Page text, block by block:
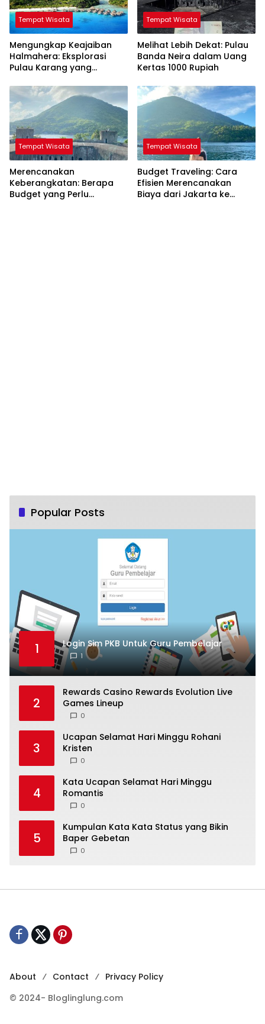
Tempat Wisata
Mengungkap Keajaiban
Halmahera: Eksplorasi
Pulau Karang yang
Tempat Wisata
Melihat Lebih Dekat: Pulau
Banda Neira dalam Uang
Kertas 1000 Rupiah
Tempat Wisata
Merencanakan
Keberangkatan: Berapa
Budget yang Perlu
Tempat Wisata
Budget Traveling: Cara
Efisien Merencanakan
Biaya dari Jakarta ke
Popular Posts
1 Login Sim PKB Untuk Guru Pembelajar
1
2
Rewards Casino Rewards Evolution Live
Games Lineup
0
3
Ucapan Selamat Hari Minggu Rohani
Kristen
0
4
Kata Ucapan Selamat Hari Minggu
Romantis
0
5
Kumpulan Kata Kata Status yang Bikin
Baper Gebetan
0
About Contact
Privacy Policy
© 2024- Bloglinglung.com